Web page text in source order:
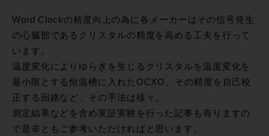
Word Clockの精度向上の為に各メーカーはその信号発生
の心臓部であるクリスタルの精度を高める工夫を行って
います。
温度変化によりゆらぎを生じるクリスタルを温度変化を
最小限とする恒温槽に入れたOCXO、その精度を自己校
正する回路など、その手法は様々。
測定結果などを含め実証実験を行った記事も有りますの
で是非ともご参考いただければと思います。